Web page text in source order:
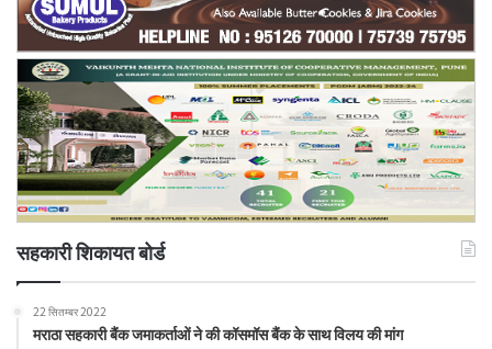
सहकारी शिकायत बोर्ड
22 सितम्बर 2022
मराठा सहकारी बैंक जमाकर्ताओं ने की कॉसमॉस बैंक के साथ विलय की मांग